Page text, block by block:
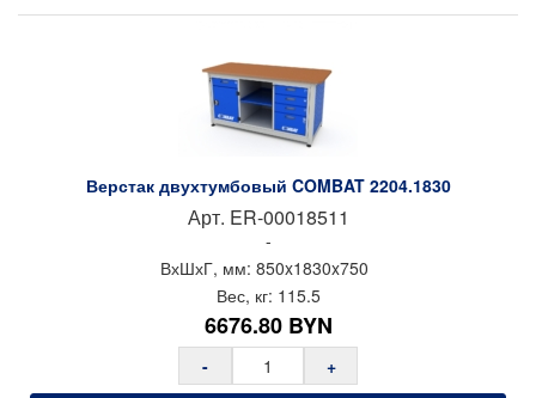
перфорацией 9х9 мм с шагом 37 мм
мм, болт М12, ход 43 мм для компенсации неровностей
Цвет: светло-серый (RAL 7035), синий (RAL 5005)
Покрытие: порошковое
Производитель: Предприятие ДВК
Страна производства: Россия
Верстак двухтумбовый COMBAT 2204.1830
Арт. ER-00018511
-
ВхШхГ, мм: 850x1830x750
Вес, кг: 115.5
6676.80 BYN
-
+